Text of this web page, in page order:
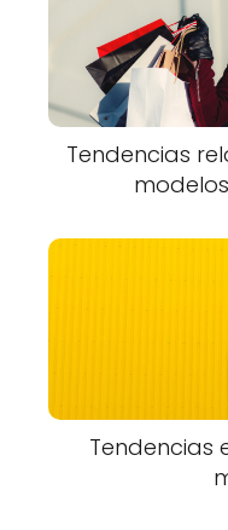
Tendencias
Tendencias